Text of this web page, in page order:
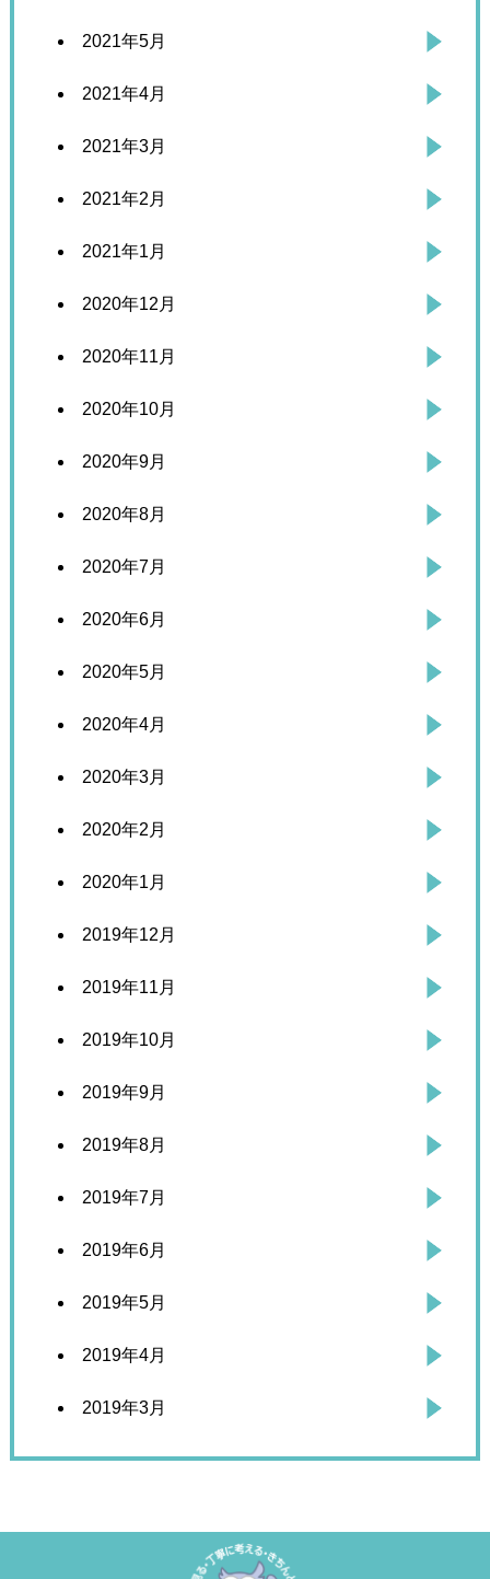
2021年5月
2021年4月
2021年3月
2021年2月
2021年1月
2020年12月
2020年11月
2020年10月
2020年9月
2020年8月
2020年7月
2020年6月
2020年5月
2020年4月
2020年3月
2020年2月
2020年1月
2019年12月
2019年11月
2019年10月
2019年9月
2019年8月
2019年7月
2019年6月
2019年5月
2019年4月
2019年3月